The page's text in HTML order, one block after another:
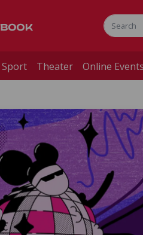
Sport Theater Online Events